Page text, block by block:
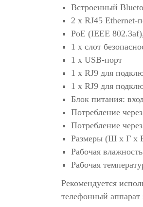
Встроенный
2 х RJ45 Ethernet-
PoE (IEEE
1 x слот
1 x USB-порт
1 х RJ9 для
1 х RJ9 для
Блок питания:
Потребление
Потребление
Размеры (Ш х Г х
Рабочая
Рабочая
Рекомендуется
телефонный аппарат